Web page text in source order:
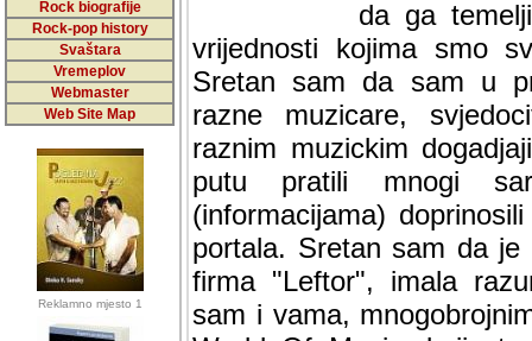
Rock biografije
Rock-pop history
Svaštara
Vremeplov
Webmaster
Web Site Map
Reklamno mjesto 1
da ga
vrijednosti kojima smo
Sretan sam da sam u
muzicare, svjedociti
muzickim dogadjajima...
mnogi saradnici koji
doprinosili vrijednosti i
sam da je i moj web
imala razumijevanja za
mnogobrojnim